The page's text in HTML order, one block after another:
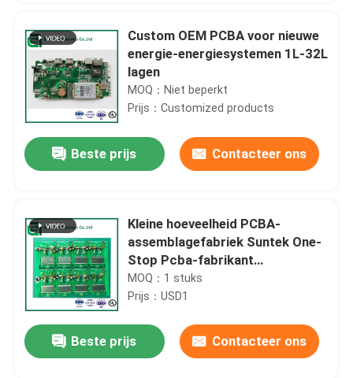
Custom OEM PCBA voor nieuwe
energie-energiesystemen 1L-32L
lagen
MOQ：Niet beperkt
Prijs：Customized products
Beste prijs Contacteer ons
Kleine hoeveelheid PCBA-
assemblagefabriek Suntek One-
Stop Pcba-fabrikant
Elektronische EMS-service
MOQ：1 stuks
Prijs：USD1
Beste prijs Contacteer ons